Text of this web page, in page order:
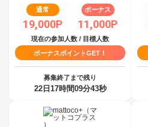
通常
19,000P
ボーナス
11,000P
現在の参加人数 / 目標人数
ボーナスポイントGET！
募集終了まで残り
22日17時間09分42秒